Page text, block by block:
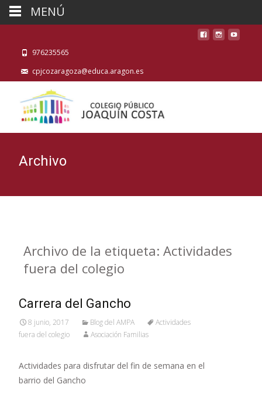
976235565
cpjcozaragoza@educa.aragon.es
Archivo
Archivo de la etiqueta: Actividades
fuera del colegio
Carrera del Gancho
8 junio, 2017 Blog del AMPA
Actividades
fuera del colegio
Asociación Familias
Actividades para disfrutar del fin de semana en el
barrio del Gancho
MENÚ